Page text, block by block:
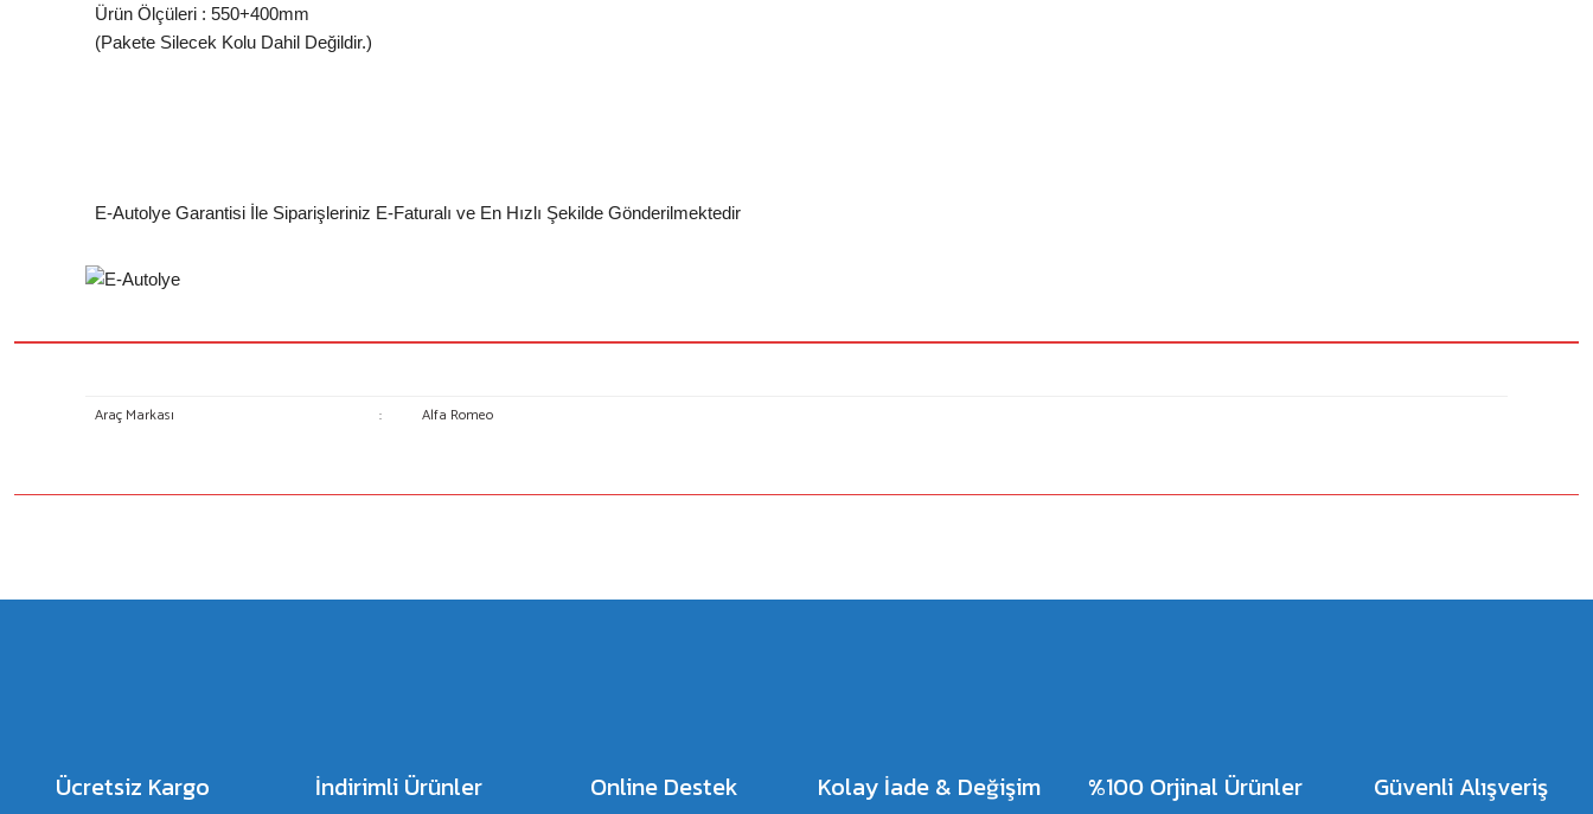
Ürün Ölçüleri : 550+400mm
(Pakete Silecek Kolu Dahil Değildir.)
E-Autolye Garantisi İle Siparişleriniz E-Faturalı ve En Hızlı Şekilde Gönderilmektedir
Araç Markası : Alfa Romeo
Bu ürüne ilk yorumu siz yapın!
Bu ürüne benzer farklı alternatifler olmalı.
Ücretsiz Kargo İndirimli Ürünler Online Destek Kolay İade & Değişim %100 Orjinal Ürünler Güvenli Alışveriş